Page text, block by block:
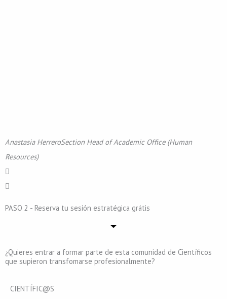
Anastasia HerreroSection Head of Academic Office (Human
Resources)
PASO 2 - Reserva tu sesión estratégica grátis
¿Quieres entrar a formar parte de esta comunidad de Científicos
que supieron transfomarse profesionalmente?
CIENTÍFIC@S